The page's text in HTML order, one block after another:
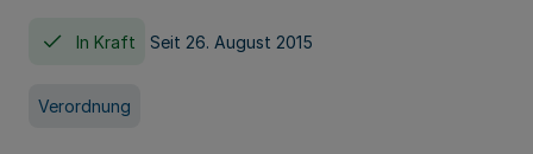
In Kraft Seit 26. August 2015
Verordnung